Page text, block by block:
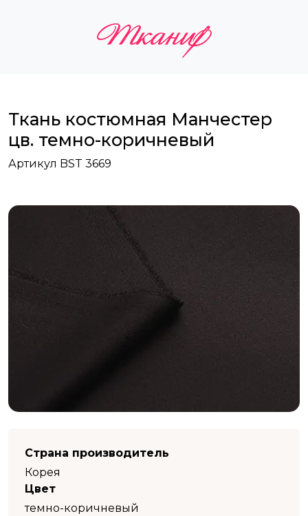
Ткань костюмная Манчестер
цв. темно-коричневый
Артикул BST 3669
Страна производитель
Корея
Цвет
темно-коричневый